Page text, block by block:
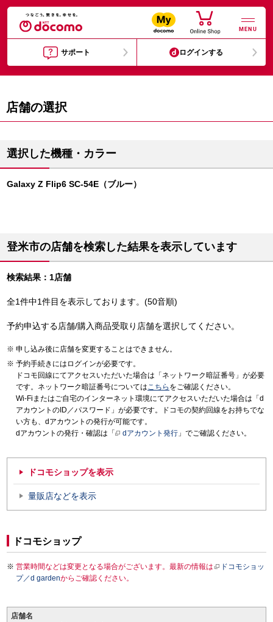
MENU
サポート ログインする
店舗の選択
選択した機種・カラー
Galaxy Z Flip6 SC-54E（ブルー）
登米市の店舗を検索した結果を表示しています
検索結果：1店舗
全1件中1件目を表示しております。(50音順)
予約申込する店舗/購入商品受取り店舗を選択してください。
申し込み後に店舗を変更することはできません。
予約手続きにはログインが必要です。
ドコモ回線にてアクセスいただいた場合は「ネットワーク暗証番号」が必要
です。ネットワーク暗証番号についてはこちら をご確認ください。
Wi-Fiまたはご自宅のインターネット環境にてアクセスいただいた場合は「d
アカウントのID／パスワード」が必要です。ドコモの契約回線をお持ちでな
い方も、dアカウントの発行が可能です。
dアカウントの発行・確認は「
dアカウント発行 」でご確認ください。
ドコモショップを表示
量販店などを表示
ドコモショップ
営業時間などは変更となる場合がございます。最新の情報は
ドコモショッ
プ／d gardenからご確認ください。
店舗名